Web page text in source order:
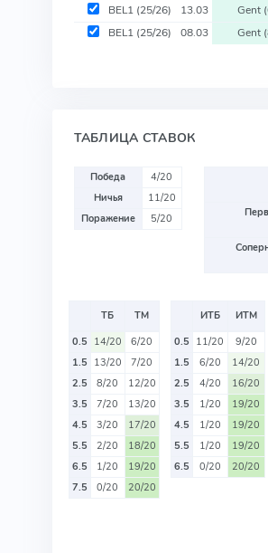
BEL1 (25/26) 13.03 Gent
BEL1 (25/26) 08.03 Gent
ТАБЛИЦА СТАВОК
Победа
4/20
Ничья
11/20
Поражение
5/20
ТБ
ТМ
0.5 14/20
6/20
1.5 13/20
7/20
2.5
8/20
12/20
3.5
7/20
13/20
4.5
3/20
17/20
5.5
2/20
18/20
6.5
1/20
19/20
7.5
0/20 20/20
ИТБ
ИТМ
0.5 11/20
9/20
1.5
6/20
14/20
2.5
4/20
16/20
3.5
1/20
19/20
4.5
1/20
19/20
5.5
1/20
19/20
6.5
0/20 20/20